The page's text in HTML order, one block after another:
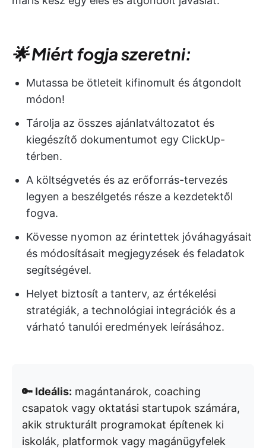
🌟 Miért fogja szeretni:
Mutassa be ötleteit kifinomult és átgondolt
módon!
Tárolja az összes ajánlatváltozatot és
kiegészítő dokumentumot egy ClickUp-
térben.
A költségvetés és az erőforrás-tervezés
legyen a beszélgetés része a kezdetektől
fogva.
Kövesse nyomon az érintettek jóváhagyásait
és módosításait megjegyzések és feladatok
segítségével.
Helyet biztosít a tanterv, az értékelési
stratégiák, a technológiai integrációk és a
várható tanulói eredmények leírásához.
🔑 Ideális: magántanárok, coaching
csapatok vagy oktatási startupok számára,
akik strukturált programokat építenek ki
iskolák, platformok vagy magánügyfelek